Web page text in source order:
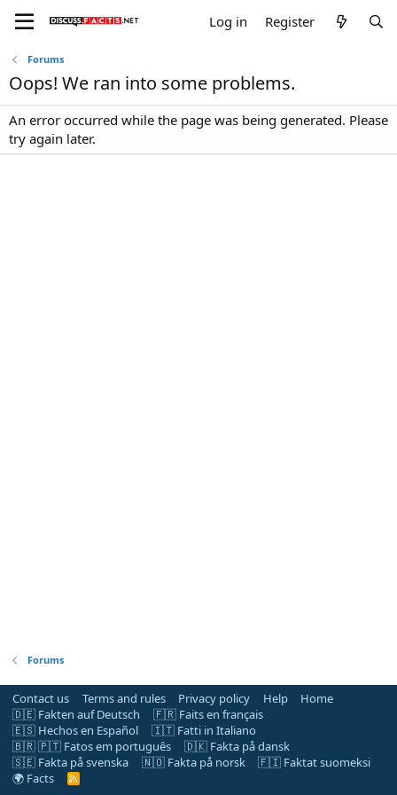
Log in Register
Forums
Oops! We ran into some problems.
An error occurred while the page was being generated. Please
try again later.
Forums
Contact us Terms and rules Privacy policy Help
Home
🇩🇪 Fakten auf Deutsch
🇫🇷 Faits en français
🇪🇸 Hechos en Español
🇮🇹 Fatti in Italiano
🇧🇷 🇵🇹 Fatos em português
🇩🇰 Fakta på dansk
🇸🇪 Fakta på svenska
🇳🇴 Fakta på norsk
🇫🇮 Faktat suomeksi
🌍 Facts
R